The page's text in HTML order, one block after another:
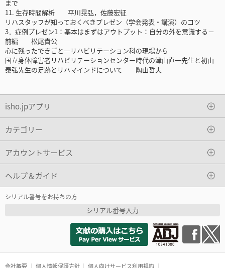
まで
11. 生存時間解析 平川晃弘，佐藤宏征
リハスタッフが知っておくべきプレゼン（学会発表・講演）のコツ
3．症例プレゼン1：基本はまずはアウトプット：自分の外を意識する－
前編 松尾貴公
心に残ったできごと―リハビリテーション科の現場から
国立身体障害者リハビリテーションセンター時代の津山直一先生と初山
泰弘先生の足跡とリハマインドについて 陶山哲夫
isho.jpアプリ
カテゴリー
アカウントサービス
ヘルプ＆ガイド
シリアル番号をお持ちの方
シリアル番号入力
会社概要 個人情報保護方針 個人向けサービス利用規約